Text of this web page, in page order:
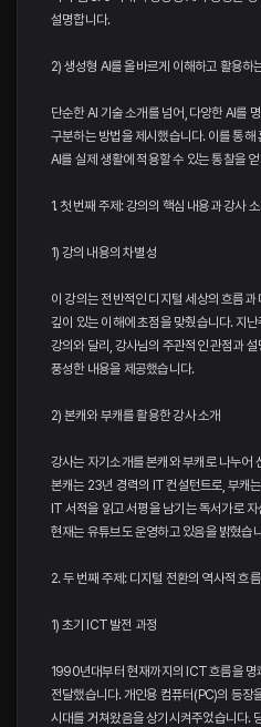
설명합니다.
2) 생성형 AI를 올바르게 이해하고 활용하
단순한 AI 기술 소개를 넘어, 다양한 AI를
구분하는 방법을 제시했습니다. 이를 통해
AI를 실제 생활에 적용할 수 있는 통찰을
1. 첫 번째 주제: 강의의 핵심 내용과 강사
1) 강의 내용의 차별성
이 강의는 전반적인 디지털 세상의 흐름과
깊이 있는 이해에 초점을 맞췄습니다. 지
강의와 달리, 강사님의 주관적인 관점과
풍성한 내용을 제공했습니다.
2) 본캐와 부캐를 활용한 강사 소개
강사는 자기소개를 본캐와 부캐로 나누어
본캐는 23년 경력의 IT 컨설턴트로, 부캐
IT 서적을 읽고 서평을 남기는 독서가로
현재는 유튜브도 운영하고 있음을 밝혔습
2. 두 번째 주제: 디지털 전환의 역사적 흐름
1) 초기 ICT 발전 과정
1990년대부터 현재까지의 ICT 흐름을 명
전달했습니다. 개인용 컴퓨터(PC)의 등장
시대를 거쳐왔음을 상기시켜주었습니다.